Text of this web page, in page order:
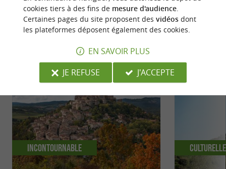
NOUS AVONS TESTÉPOUR VOUS
Incontournable Culturelle
cookies tiers à des fins de mesure d'audience.
Certaines pages du site proposent des vidéosdont
les plateformes déposent également des cookies.
EN SAVOIR PLUS
JE REFUSE
J'ACCEPTE